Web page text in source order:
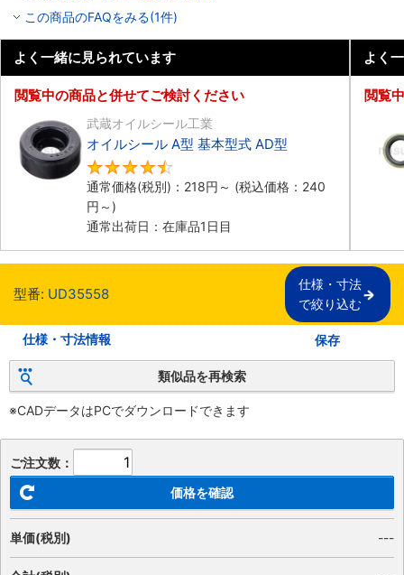
この商品のFAQをみる(1件)
よく一緒に見られています
閲覧中の商品と併せてご検討ください
武蔵オイルシール工業
オイルシール A型 基本型式 AD型
通常価格(税別)： 218円 ～ (税込価格： 240
円 ～)
通常出荷日：在庫品1日目
よく
閲覧
型番: UD35558
仕様・寸法
で絞り込む
仕様・寸法情報 保存
類似品を再検索
※CADデータはPCでダウンロードできます
ご注文数：
価格を確認
単価(税別) ---